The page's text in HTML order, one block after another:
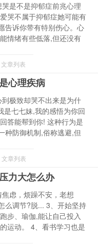
是不是抑郁症前兆心理
哭不属于抑郁症她可能有
告诉你带有特别伤心。心
情绪有些低落,但还没有
文章列表
心理疾病
极致却哭不出来是为什
是七七妹,我的感悟为你回
答能帮到你! 这种行为是
种防御机制,俗称逃避,但
文章列表
力大怎么办
虑，烦躁不安，老想
么调节?脱... 3、开始坚持
步、瑜伽,能让自己投入
运动。 4、看书学习也是